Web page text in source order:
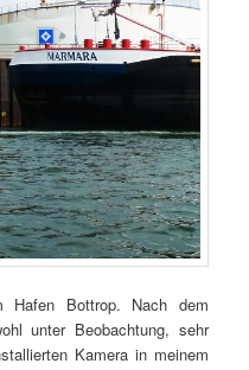
Hafen Bottrop. Nach dem
unter Beobachtung, sehr
Kamera in meinem